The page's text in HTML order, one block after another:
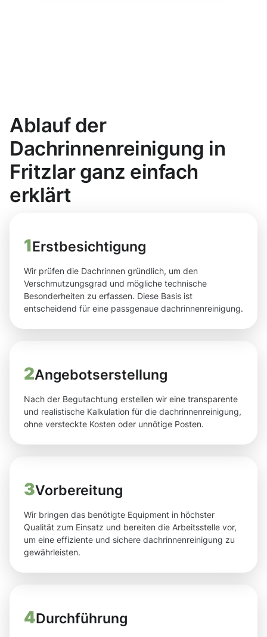
Ablauf der
Dachrinnenreinigung in
Fritzlar ganz einfach
erklärt
1Erstbesichtigung
Wir prüfen die Dachrinnen gründlich, um den
Verschmutzungsgrad und mögliche technische
Besonderheiten zu erfassen. Diese Basis ist
entscheidend für eine passgenaue dachrinnenreinigung.
2Angebotserstellung
Nach der Begutachtung erstellen wir eine transparente
und realistische Kalkulation für die dachrinnenreinigung,
ohne versteckte Kosten oder unnötige Posten.
3Vorbereitung
Wir bringen das benötigte Equipment in höchster
Qualität zum Einsatz und bereiten die Arbeitsstelle vor,
um eine effiziente und sichere dachrinnenreinigung zu
gewährleisten.
4Durchführung